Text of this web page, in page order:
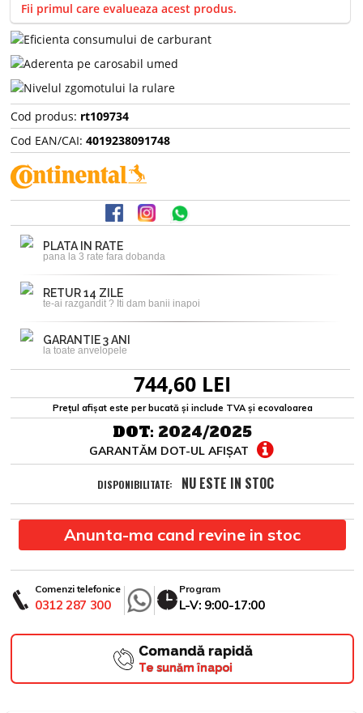
Fii primul care evalueaza acest produs.
Cod produs: rt109734
Cod EAN/CAI: 4019238091748
PLATA IN RATE
pana la 3 rate fara dobanda
RETUR 14 ZILE
te-ai razgandit ? Iti dam banii inapoi
GARANTIE 3 ANI
la toate anvelopele
744,60 LEI
Prețul afișat este per bucată și include TVA și ecovaloarea
DOT: 2024/2025
GARANTĂM DOT-UL AFIȘAT
DISPONIBILITATE: NU ESTE IN STOC
Anunta-ma cand revine in stoc
Comenzi telefonice
0312 287 300
Program
L-V: 9:00-17:00
Comandă rapidă
Te sunăm înapoi